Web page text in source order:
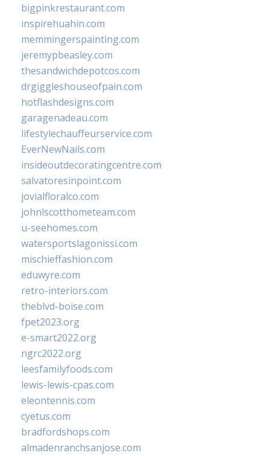
bigpinkrestaurant.com
inspirehuahin.com
memmingerspainting.com
jeremypbeasley.com
thesandwichdepotcos.com
drgiggleshouseofpain.com
hotflashdesigns.com
garagenadeau.com
lifestylechauffeurservice.com
EverNewNails.com
insideoutdecoratingcentre.com
salvatoresinpoint.com
jovialfloralco.com
johnlscotthometeam.com
u-seehomes.com
watersportslagonissi.com
mischieffashion.com
eduwyre.com
retro-interiors.com
theblvd-boise.com
fpet2023.org
e-smart2022.org
ngrc2022.org
leesfamilyfoods.com
lewis-lewis-cpas.com
eleontennis.com
cyetus.com
bradfordshops.com
almadenranchsanjose.com